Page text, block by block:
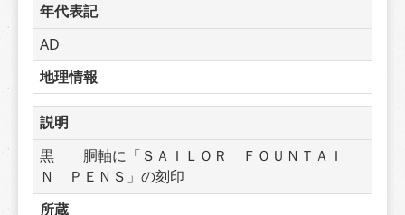
年代表記
AD
地理情報
説明
黒　　胴軸に「ＳＡＩＬＯＲ　ＦＯＵＮＴＡＩ
Ｎ　ＰＥＮＳ」の刻印
所蔵